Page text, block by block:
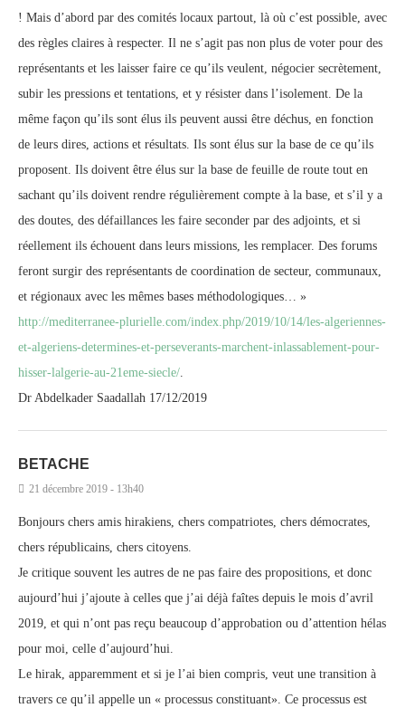
! Mais d’abord par des comités locaux partout, là où c’est possible, avec
des règles claires à respecter. Il ne s’agit pas non plus de voter pour des
représentants et les laisser faire ce qu’ils veulent, négocier secrètement,
subir les pressions et tentations, et y résister dans l’isolement. De la
même façon qu’ils sont élus ils peuvent aussi être déchus, en fonction
de leurs dires, actions et résultats. Ils sont élus sur la base de ce qu’ils
proposent. Ils doivent être élus sur la base de feuille de route tout en
sachant qu’ils doivent rendre régulièrement compte à la base, et s’il y a
des doutes, des défaillances les faire seconder par des adjoints, et si
réellement ils échouent dans leurs missions, les remplacer. Des forums
feront surgir des représentants de coordination de secteur, communaux,
et régionaux avec les mêmes bases méthodologiques… »
http://mediterranee-plurielle.com/index.php/2019/10/14/les-algeriennes-
et-algeriens-determines-et-perseverants-marchent-inlassablement-pour-
hisser-lalgerie-au-21eme-siecle/.
Dr Abdelkader Saadallah 17/12/2019
BETACHE
21 décembre 2019 - 13h40
Bonjours chers amis hirakiens, chers compatriotes, chers démocrates,
chers républicains, chers citoyens.
Je critique souvent les autres de ne pas faire des propositions, et donc
aujourd’hui j’ajoute à celles que j’ai déjà faîtes depuis le mois d’avril
2019, et qui n’ont pas reçu beaucoup d’approbation ou d’attention hélas
pour moi, celle d’aujourd’hui.
Le hirak, apparemment et si je l’ai bien compris, veut une transition à
travers ce qu’il appelle un « processus constituant». Ce processus est